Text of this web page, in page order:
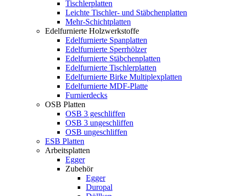
Tischlerplatten
Leichte Tischler- und Stäbchenplatten
Mehr-Schichtplatten
Edelfurnierte Holzwerkstoffe
Edelfurnierte Spanplatten
Edelfurnierte Sperrhölzer
Edelfurnierte Stäbchenplatten
Edelfurnierte Tischlerplatten
Edelfurnierte Birke Multiplexplatten
Edelfurnierte MDF-Platte
Furnierdecks
OSB Platten
OSB 3 geschliffen
OSB 3 ungeschliffen
OSB ungeschliffen
ESB Platten
Arbeitsplatten
Egger
Zubehör
Egger
Duropal